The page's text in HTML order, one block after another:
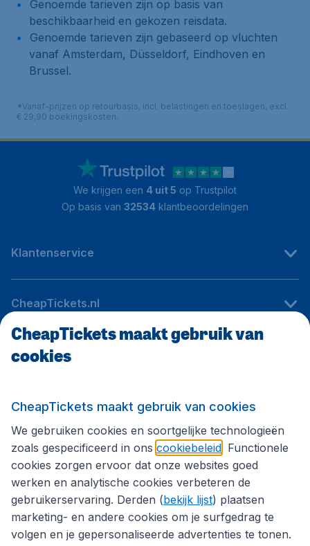
Genoemde tarieven zijn op basis van
beschikbaarheid en gekozen reisdata.
Genoemde tarieven zijn gebaseerd op vluchten
vanaf Amsterdam, Düsseldorf, Eindhoven en
Brussel.
*Vanaf-prijzen op retourbasis, incl. belastingen en toeslagen, excl.
€ 29,90 boekingskosten.
We krijgen een 4 uit 5 op Trustpilot
Op basis van 32534 klantbeoordelingen
Klantenservice
CheapTickets.nl
Internationale sites
Volg CheapTickets.nl
CheapTickets maakt gebruik van
cookies
CheapTickets maakt gebruik van cookies
We gebruiken cookies en soortgelijke technologieën
zoals gespecificeerd in ons cookiebeleid . Functionele
cookies zorgen ervoor dat onze websites goed
werken en analytische cookies verbeteren de
gebruikerservaring. Derden (bekijk lijst) plaatsen
marketing- en andere cookies om je surfgedrag te
volgen en je gepersonaliseerde advertenties te tonen.